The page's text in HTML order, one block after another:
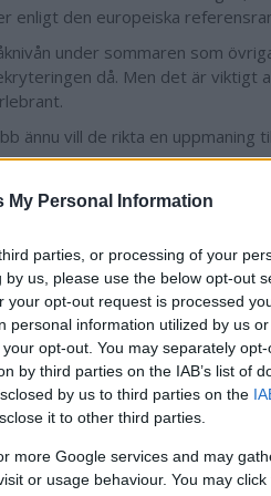
My Personal Information
parties, or processing of your
us, please use the below opt-out
opt-out request is processed
personal information utilized by us
opt-out. You may separately
by third parties on the IAB’s list of
by us to third parties on the
it to other third parties.
more Google services and may
or usage behaviour. You may
enligt den europeiska
under sommaren som
då. Men det är viktigt
ännu vill de rikta en uppmaning
söka.
Tess Hartikka
076 127 51 90
Socialnämnden i Västervik